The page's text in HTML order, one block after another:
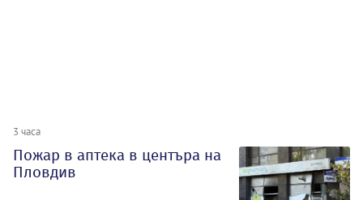
3 часа
Пожар в аптека в центъра на
Пловдив